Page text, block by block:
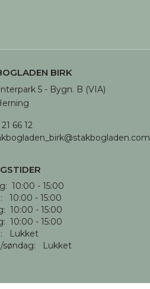
BIRK
5 - Bygn. B (VIA)
66 12
10:00 - 15:00
10:00 - 15:00
10:00 - 15:00
10:00 - 15:00
Lukket
søndag:   Lukket